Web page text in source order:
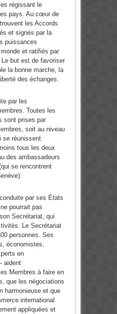
régissant le
pays. Au cœur de
les Accords
et signés par la
puissances
et ratifiés par
Le but est de favoriser
la bonne marche, la
des échanges.
par les
Toutes les
sont prises par
soit au niveau
se réunissent
tous les deux
des ambassadeurs
se rencontrent
par ses États
pourrait pas
Secrétariat, qui
Le Secrétariat
personnes. Ses
économistes,
en
aident
Membres à faire en
que les négociations
harmonieuse et que
international
appliquées et